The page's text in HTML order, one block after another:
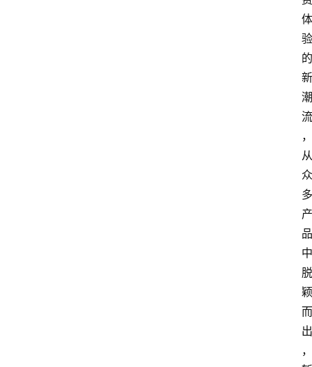
体
验
的
新
潮
流
，
从
众
多
产
品
中
脱
颖
而
出
，